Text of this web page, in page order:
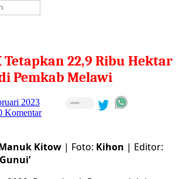
22,9 Ribu Hektar
Pemkab Melawi
2023
Komentar
Kitow | Foto: Kihon | Editor: